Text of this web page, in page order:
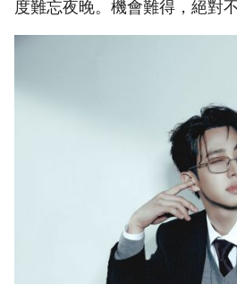
度難忘夜晚。機會難得，絕對